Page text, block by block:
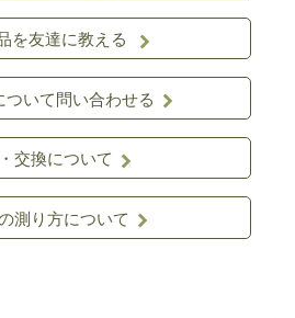
を友達に教える
ついて問い合わせる
交換について
測り方について